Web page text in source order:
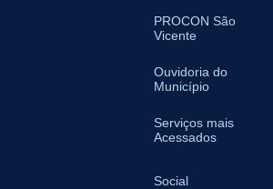
PROCON São
Vicente
Ouvidoria do
Município
Serviços mais
Acessados
Social